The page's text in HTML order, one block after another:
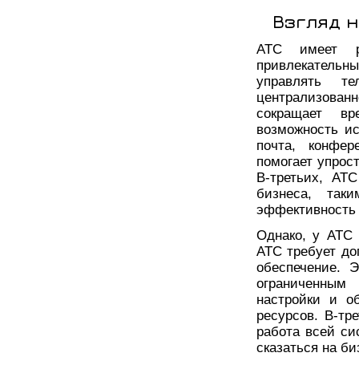
Взгляд
АТС имеет
управлять
сокращает
возможность
почта,
помогает
В-третьих,
бизнеса,
Однако, у АТС
АТС требует
обеспечение.
настройки и
ресурсов. В-
работа всей
сказаться на